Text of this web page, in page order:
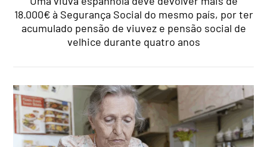
18.000€ à Segurança Social do mesmo país, por ter
acumulado pensão de viuvez e pensão social de
velhice durante quatro anos